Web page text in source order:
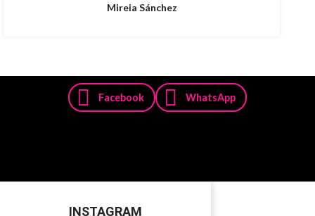
Mireia Sánchez
Facebook WhatsApp
INSTAGRAM